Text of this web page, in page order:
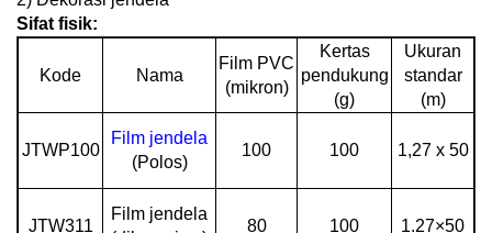
Sifat fisik:
Kode Nama
Film PVC
(mikron)
Kertas
pendukung
(g)
Ukuran
standar
(m)
JTWP100
Film jendela
(Polos)
100 100 1,27 x 50
JTW311
Film jendela
80 100 1.27×50